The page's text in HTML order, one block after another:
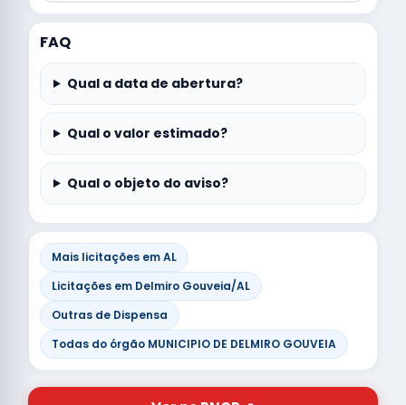
FAQ
Qual a data de abertura?
Qual o valor estimado?
Qual o objeto do aviso?
Mais licitações em AL
Licitações em Delmiro Gouveia/AL
Outras de Dispensa
Todas do órgão MUNICIPIO DE DELMIRO GOUVEIA